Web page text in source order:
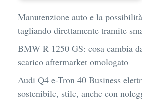
Manutenzione auto e la
tagliando direttamente tramite
BMW R 1250 GS: cosa cambia
scarico aftermarket omologato
Audi Q4 e-Tron 40 Business
sostenibile, stile, anche con